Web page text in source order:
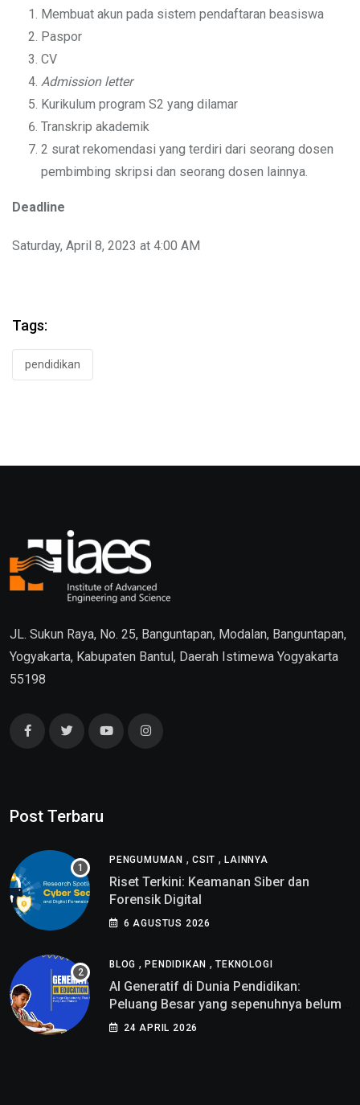
Membuat akun pada sistem pendaftaran beasiswa
Paspor
CV
Admission letter
Kurikulum program S2 yang dilamar
Transkrip akademik
2 surat rekomendasi yang terdiri dari seorang dosen
pembimbing skripsi dan seorang dosen lainnya.
Deadline
Saturday, April 8, 2023 at 4:00 AM
Tags:
pendidikan
JL. Sukun Raya, No. 25, Banguntapan, Modalan, Banguntapan,
Yogyakarta, Kabupaten Bantul, Daerah Istimewa Yogyakarta
55198
Post Terbaru
PENGUMUMAN , CSIT ,LAINNYA
Riset Terkini: Keamanan Siber dan
Forensik Digital
6 AGUSTUS 2026
BLOG ,PENDIDIKAN ,TEKNOLOGI
AI Generatif di Dunia Pendidikan:
Peluang Besar yang sepenuhnya belum
di pahami
24 APRIL 2026